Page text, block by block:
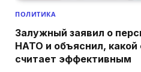
ПОЛИТИКА
Залужный заявил о
НАТО и объяснил,
считает эффективным